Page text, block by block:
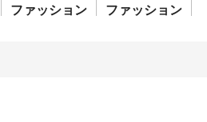
ファッション
ファッション